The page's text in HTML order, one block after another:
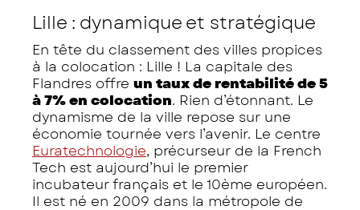
Lille : dynamique et stratégique
En tête du classement des villes propices
à la colocation : Lille ! La capitale des
Flandres offre un taux de rentabilité de 5
à 7% en colocation. Rien d’étonnant. Le
dynamisme de la ville repose sur une
économie tournée vers l’avenir. Le centre
Euratechnologie, précurseur de la French
Tech est aujourd’hui le premier
incubateur français et le 10ème européen.
Il est né en 2009 dans la métropole de